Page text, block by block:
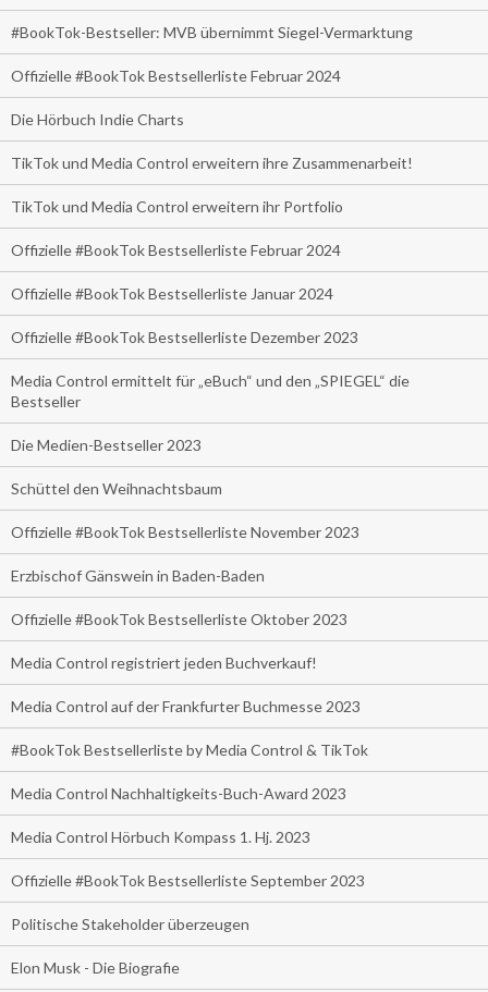
#BookTok-Bestseller: MVB übernimmt Siegel-Vermarktung
Offizielle #BookTok Bestsellerliste Februar 2024
Die Hörbuch Indie Charts
TikTok und Media Control erweitern ihre Zusammenarbeit!
TikTok und Media Control erweitern ihr Portfolio
Offizielle #BookTok Bestsellerliste Februar 2024
Offizielle #BookTok Bestsellerliste Januar 2024
Offizielle #BookTok Bestsellerliste Dezember 2023
Media Control ermittelt für „eBuch“ und den „SPIEGEL“ die
Bestseller
Die Medien-Bestseller 2023
Schüttel den Weihnachtsbaum
Offizielle #BookTok Bestsellerliste November 2023
Erzbischof Gänswein in Baden-Baden
Offizielle #BookTok Bestsellerliste Oktober 2023
Media Control registriert jeden Buchverkauf!
Media Control auf der Frankfurter Buchmesse 2023
#BookTok Bestsellerliste by Media Control & TikTok
Media Control Nachhaltigkeits-Buch-Award 2023
Media Control Hörbuch Kompass 1. Hj. 2023
Offizielle #BookTok Bestsellerliste September 2023
Politische Stakeholder überzeugen
Elon Musk - Die Biografie